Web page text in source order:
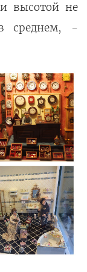
высотой не
среднем, -